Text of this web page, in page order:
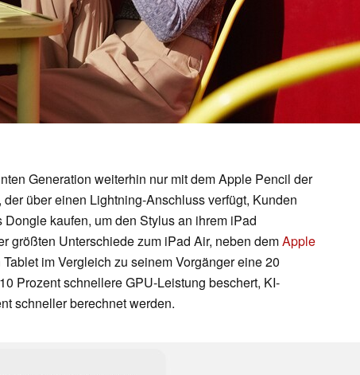
Generation weiterhin nur mit dem Apple Pencil der
über einen Lightning-Anschluss verfügt, Kunden
kaufen, um den Stylus an ihrem iPad
größten Unterschiede zum iPad Air, neben demApple
im Vergleich zu seinem Vorgänger eine 20
Prozent schnellere GPU-Leistung beschert, KI-
schneller berechnet werden.